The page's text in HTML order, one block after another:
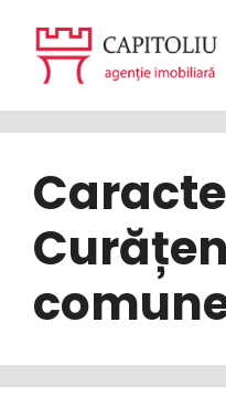
conținut